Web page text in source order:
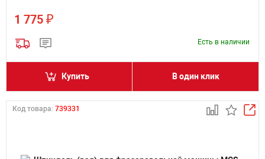
1 775 ₽
Есть в наличии
Купить В один клик
Код товара: 739331